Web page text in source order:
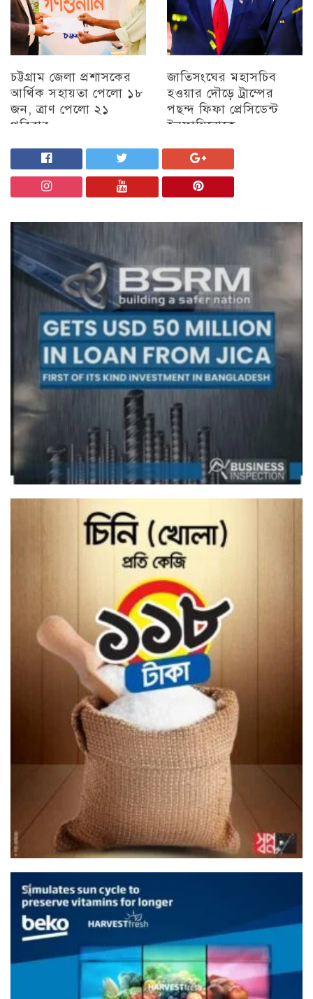
চট্টগ্রাম জেলা প্রশাসকের
আর্থিক সহায়তা পেলো ১৮
জন, ত্রাণ পেলো ২১
পরিবার
চট্টগ্রাম
জাতিসংঘের মহাসচিব
হওয়ার দৌড়ে ট্রাম্পের
পছন্দ ফিফা প্রেসিডেন্ট
ইনফান্তিনোকে
চট্টগ্রাম